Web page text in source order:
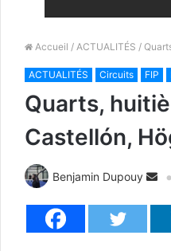
Accueil / ACTUALITÉS /
ACTUALITÉS Circuits FIP
Quarts,
Castellón,
Benjamin Dupouy